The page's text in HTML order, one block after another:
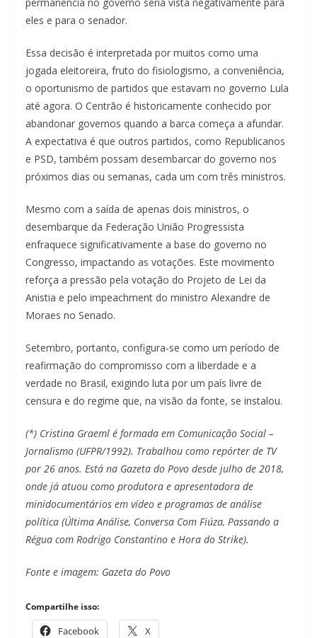
eles e para o senador.
Essa decisão é interpretada por muitos como uma
jogada eleitoreira, fruto do fisiologismo, a conveniência,
o oportunismo de partidos que estavam no governo Lula
até agora. O Centrão é historicamente conhecido por
abandonar governos quando a barca começa a afundar.
A expectativa é que outros partidos, como Republicanos
e PSD, também possam desembarcar do governo nos
próximos dias ou semanas, cada um com três ministros.
Mesmo com a saída de apenas dois ministros, o
desembarque da Federação União Progressista
enfraquece significativamente a base do governo no
Congresso, impactando as votações. Este movimento
reforça a pressão pela votação do Projeto de Lei da
Anistia e pelo impeachment do ministro Alexandre de
Moraes no Senado.
Setembro, portanto, configura-se como um período de
reafirmação do compromisso com a liberdade e a
verdade no Brasil, exigindo luta por um país livre de
censura e do regime que, na visão da fonte, se instalou.
(*) Cristina Graeml é formada em Comunicação Social –
Jornalismo (UFPR/1992). Trabalhou como repórter de TV
por 26 anos. Está na Gazeta do Povo desde julho de 2018,
onde já atuou como produtora e apresentadora de
minidocumentários em vídeo e programas de análise
política (Última Análise, Conversa Com Fiúza, Passando a
Régua com Rodrigo Constantino e Hora do Strike).
Fonte e imagem: Gazeta do Povo
Compartilhe isso:
Facebook X